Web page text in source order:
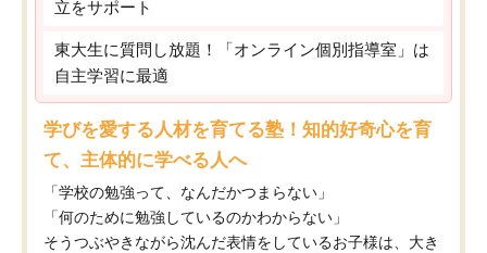
立をサポート
東大生に質問し放題！「オンライン個別指導室」は
自主学習に最適
学びを愛する人材を育てる塾！知的好奇心を育
て、主体的に学べる人へ
「学校の勉強って、なんだかつまらない」
「何のために勉強しているのかわからない」
そうつぶやきながら沈んだ表情をしているお子様は、大き